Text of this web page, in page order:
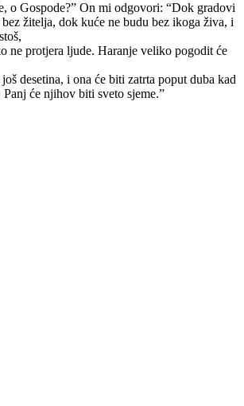
o Gospode?” On mi odgovori: “Dok gradovi
bez žitelja, dok kuće ne budu bez ikoga živa, i
ne protjera ljude. Haranje veliko pogodit će
desetina, i ona će biti zatrta poput duba kad
će njihov biti sveto sjeme.”